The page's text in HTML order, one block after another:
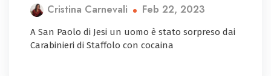
Cristina Carnevali Feb 22, 2023
A San Paolo di Jesi un uomo è stato sorpreso dai
Carabinieri di Staffolo con cocaina